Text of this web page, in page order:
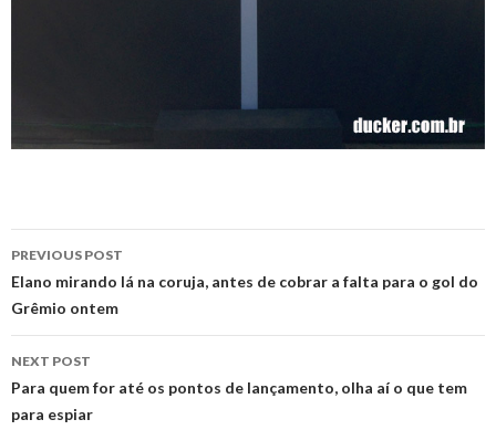
Post
navigation
PREVIOUS POST
Elano mirando lá na coruja, antes de cobrar a falta para o gol do
Grêmio ontem
NEXT POST
Para quem for até os pontos de lançamento, olha aí o que tem
para espiar